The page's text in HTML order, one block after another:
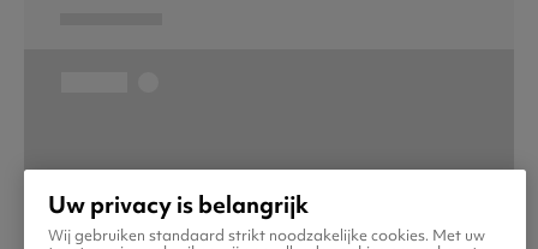
Uw privacy is belangrijk
Wij gebruiken standaard strikt noodzakelijke cookies. Met uw